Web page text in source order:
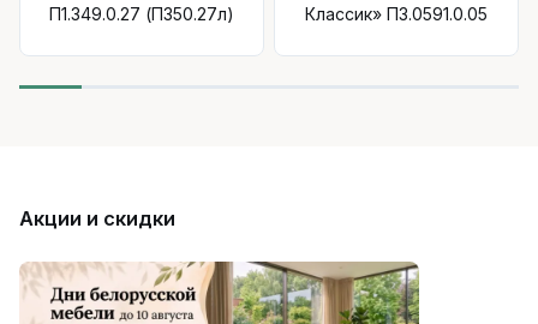
П1.349.0.27 (П350.27л)
Классик» П3.0591.0.05
Акции и скидки